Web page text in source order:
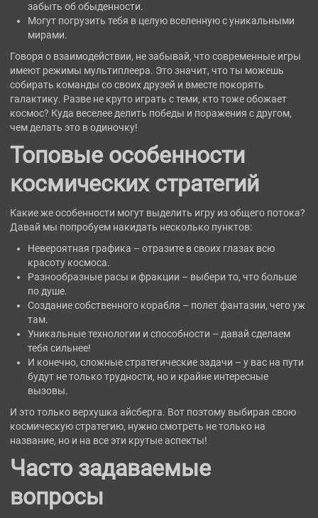
забыть об обыденности.
Могут погрузить тебя в целую вселенную с уникальными
мирами.
Говоря о взаимодействии, не забывай, что современные игры
имеют режимы мультиплеера. Это значит, что ты можешь
собирать команды со своих друзей и вместе покорять
галактику. Разве не круто играть с теми, кто тоже обожает
космос? Куда веселее делить победы и поражения с другом,
чем делать это в одиночку!
Топовые особенности
космических стратегий
Какие же особенности могут выделить игру из общего потока?
Давай мы попробуем накидать несколько пунктов:
Невероятная графика – отразите в своих глазах всю
красоту космоса.
Разнообразные расы и фракции – выбери то, что больше
по душе.
Создание собственного корабля – полет фантазии, чего уж
там.
Уникальные технологии и способности – давай сделаем
тебя сильнее!
И конечно, сложные стратегические задачи – у вас на пути
будут не только трудности, но и крайне интересные
вызовы.
И это только верхушка айсберга. Вот поэтому выбирая свою
космическую стратегию, нужно смотреть не только на
название, но и на все эти крутые аспекты!
Часто задаваемые
вопросы